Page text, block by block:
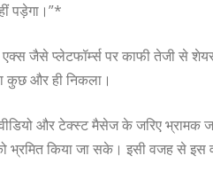
पड़ेगा।”*
जैसे प्लेटफॉर्म्स पर काफी तेजी से
कुछ और ही निकला।
और टेक्स्ट मैसेज के जरिए
भ्रमित किया जा सके। इसी वजह से